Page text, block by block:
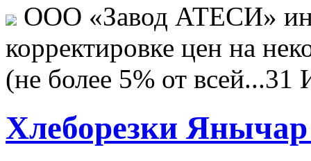
ООО «Завод АТЕСИ»
корректировке цен на
(не более 5% от всей...31
Хлеборезки Янычар